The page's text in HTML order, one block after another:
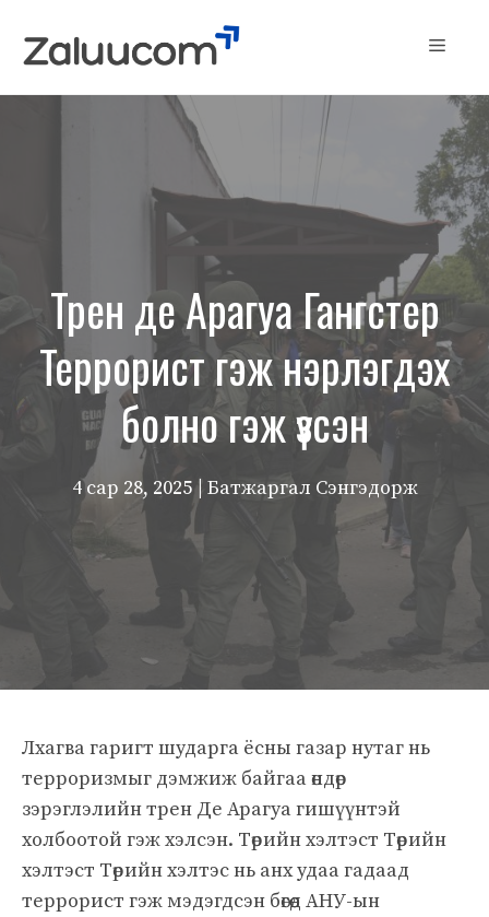
Menu
Трен де Арагуа Гангстер
Террорист гэж нэрлэгдэх
болно гэж үзсэн
4 сар 28, 2025 | Батжаргал Сэнгэдорж
Лхагва гаригт шударга ёсны газар нутаг нь
терроризмыг дэмжиж байгаа өндөр
зэрэглэлийн трен Де Арагуа гишүүнтэй
холбоотой гэж хэлсэн. Төрийн хэлтэст Төрийн
хэлтэст Төрийн хэлтэс нь анх удаа гадаад
террорист гэж мэдэгдсэн бөгөөд АНУ-ын